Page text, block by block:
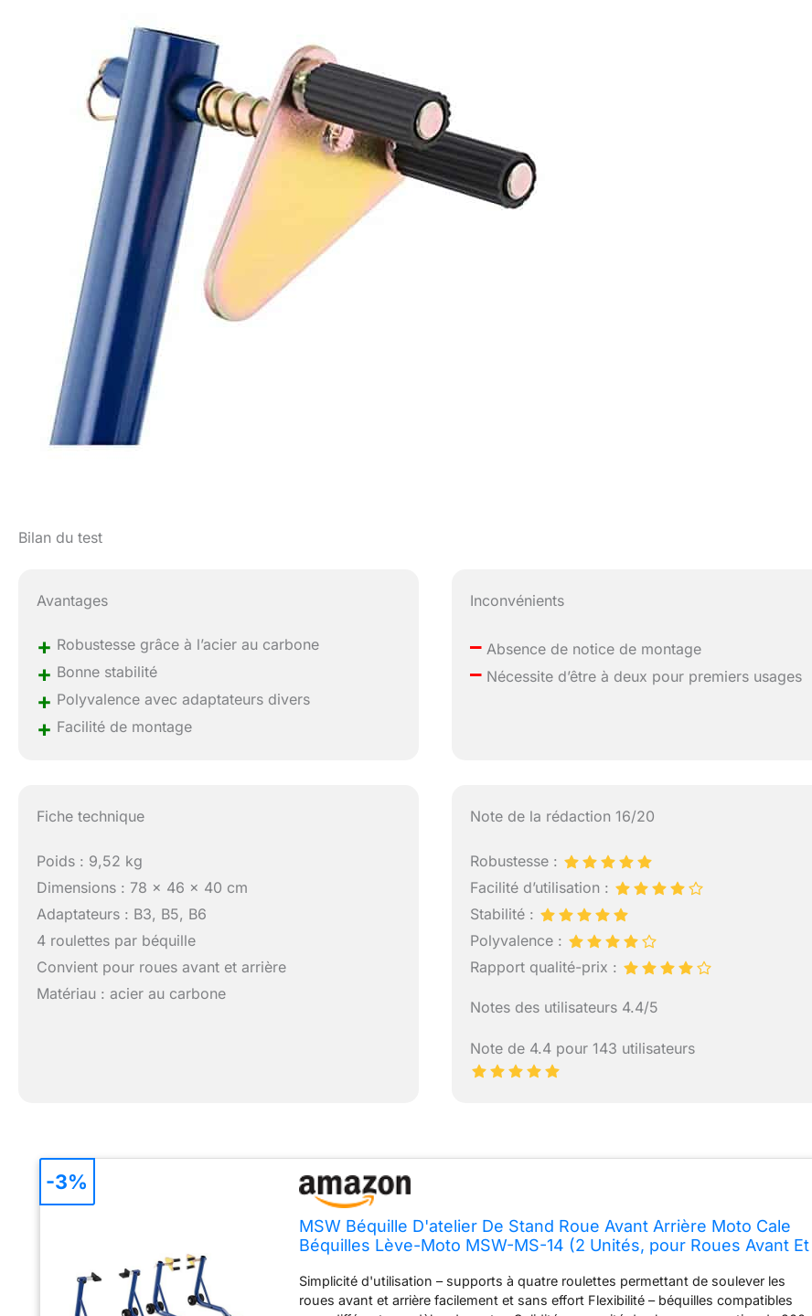
Bilan du test
Avantages
+ Robustesse grâce à l’acier au carbone
+ Bonne stabilité
+ Polyvalence avec adaptateurs divers
+ Facilité de montage
Inconvénients
– Absence de notice de montage
– Nécessite d’être à deux pour premiers usages
Fiche technique
Poids : 9,52 kg
Dimensions : 78 x 46 x 40 cm
Adaptateurs : B3, B5, B6
4 roulettes par béquille
Convient pour roues avant et arrière
Matériau : acier au carbone
Note de la rédaction 16/20
Robustesse :
Facilité d’utilisation :
Stabilité :
Polyvalence :
Rapport qualité-prix :
Notes des utilisateurs 4.4/5
Note de 4.4 pour 143 utilisateurs
MSW Béquille D'atelier De Stand Roue Avant Arrière Moto Cale
Béquilles Lève-Moto MSW-MS-14 (2 Unités, pour Roues Avant Et
Chacune)
Simplicité d'utilisation – supports à quatre roulettes permettant de soulever les
roues avant et arrière facilement et sans effort Flexibilité – béquilles compatibles
-3%